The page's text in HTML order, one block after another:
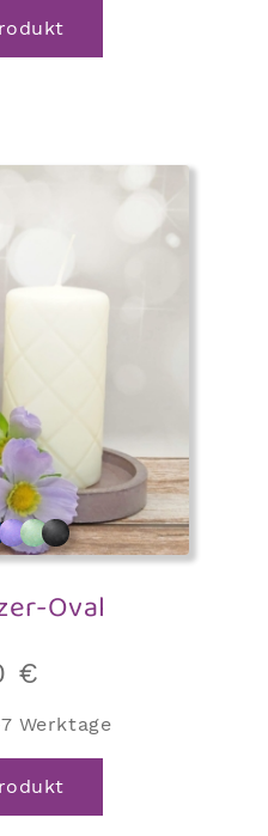
Oval
€
Werktage